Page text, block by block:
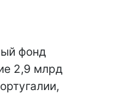
фонд
2,9 млрд